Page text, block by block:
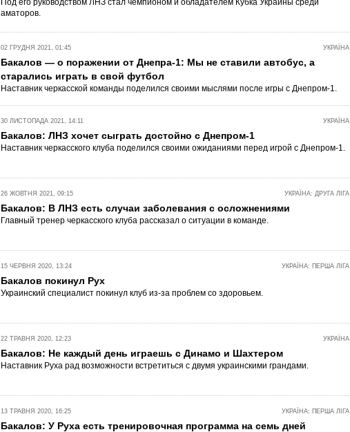
Под его руководством ЛНЗ стал чемпионом и обладателем Кубка Украины среди
аматоров.
УКРАЇНА
02 ГРУДНЯ 2021, 01:45
Бакалов — о поражении от Днепра-1: Мы не ставили автобус, а
старались играть в свой футбол
Наставник черкасской команды поделился своими мыслями после игры с Днепром-1.
УКРАЇНА
30 ЛИСТОПАДА 2021, 14:11
Бакалов: ЛНЗ хочет сыграть достойно с Днепром-1
Наставник черкасского клуба поделился своими ожиданиями перед игрой с Днепром-1.
УКРАЇНА: ДРУГА ЛІГА
26 ЖОВТНЯ 2021, 09:15
Бакалов: В ЛНЗ есть случаи заболевания с осложнениями
Главный тренер черкасского клуба рассказал о ситуации в команде.
УКРАЇНА: ПЕРША ЛІГА
15 ЧЕРВНЯ 2020, 13:24
Бакалов покинул Рух
Украинский специалист покинул клуб из-за проблем со здоровьем.
УКРАЇНА
22 ТРАВНЯ 2020, 12:23
Бакалов: Не каждый день играешь с Динамо и Шахтером
Наставник Руха рад возможности встретиться с двумя украинскими грандами.
УКРАЇНА: ПЕРША ЛІГА
13 ТРАВНЯ 2020, 16:25
Бакалов: У Руха есть тренировочная программа на семь дней